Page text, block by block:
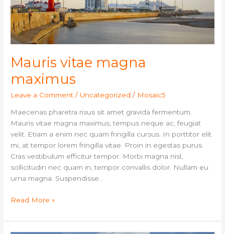
Mauris vitae magna
maximus
Leave a Comment / Uncategorized / Mosaic5
Maecenas pharetra risus sit amet gravida fermentum.
Mauris vitae magna maximus, tempus neque ac, feugiat
velit. Etiam a enim nec quam fringilla cursus. In porttitor elit
mi, at tempor lorem fringilla vitae. Proin in egestas purus.
Cras vestibulum efficitur tempor. Morbi magna nisl,
sollicitudin nec quam in, tempor convallis dolor. Nullam eu
urna magna. Suspendisse…
Read More »